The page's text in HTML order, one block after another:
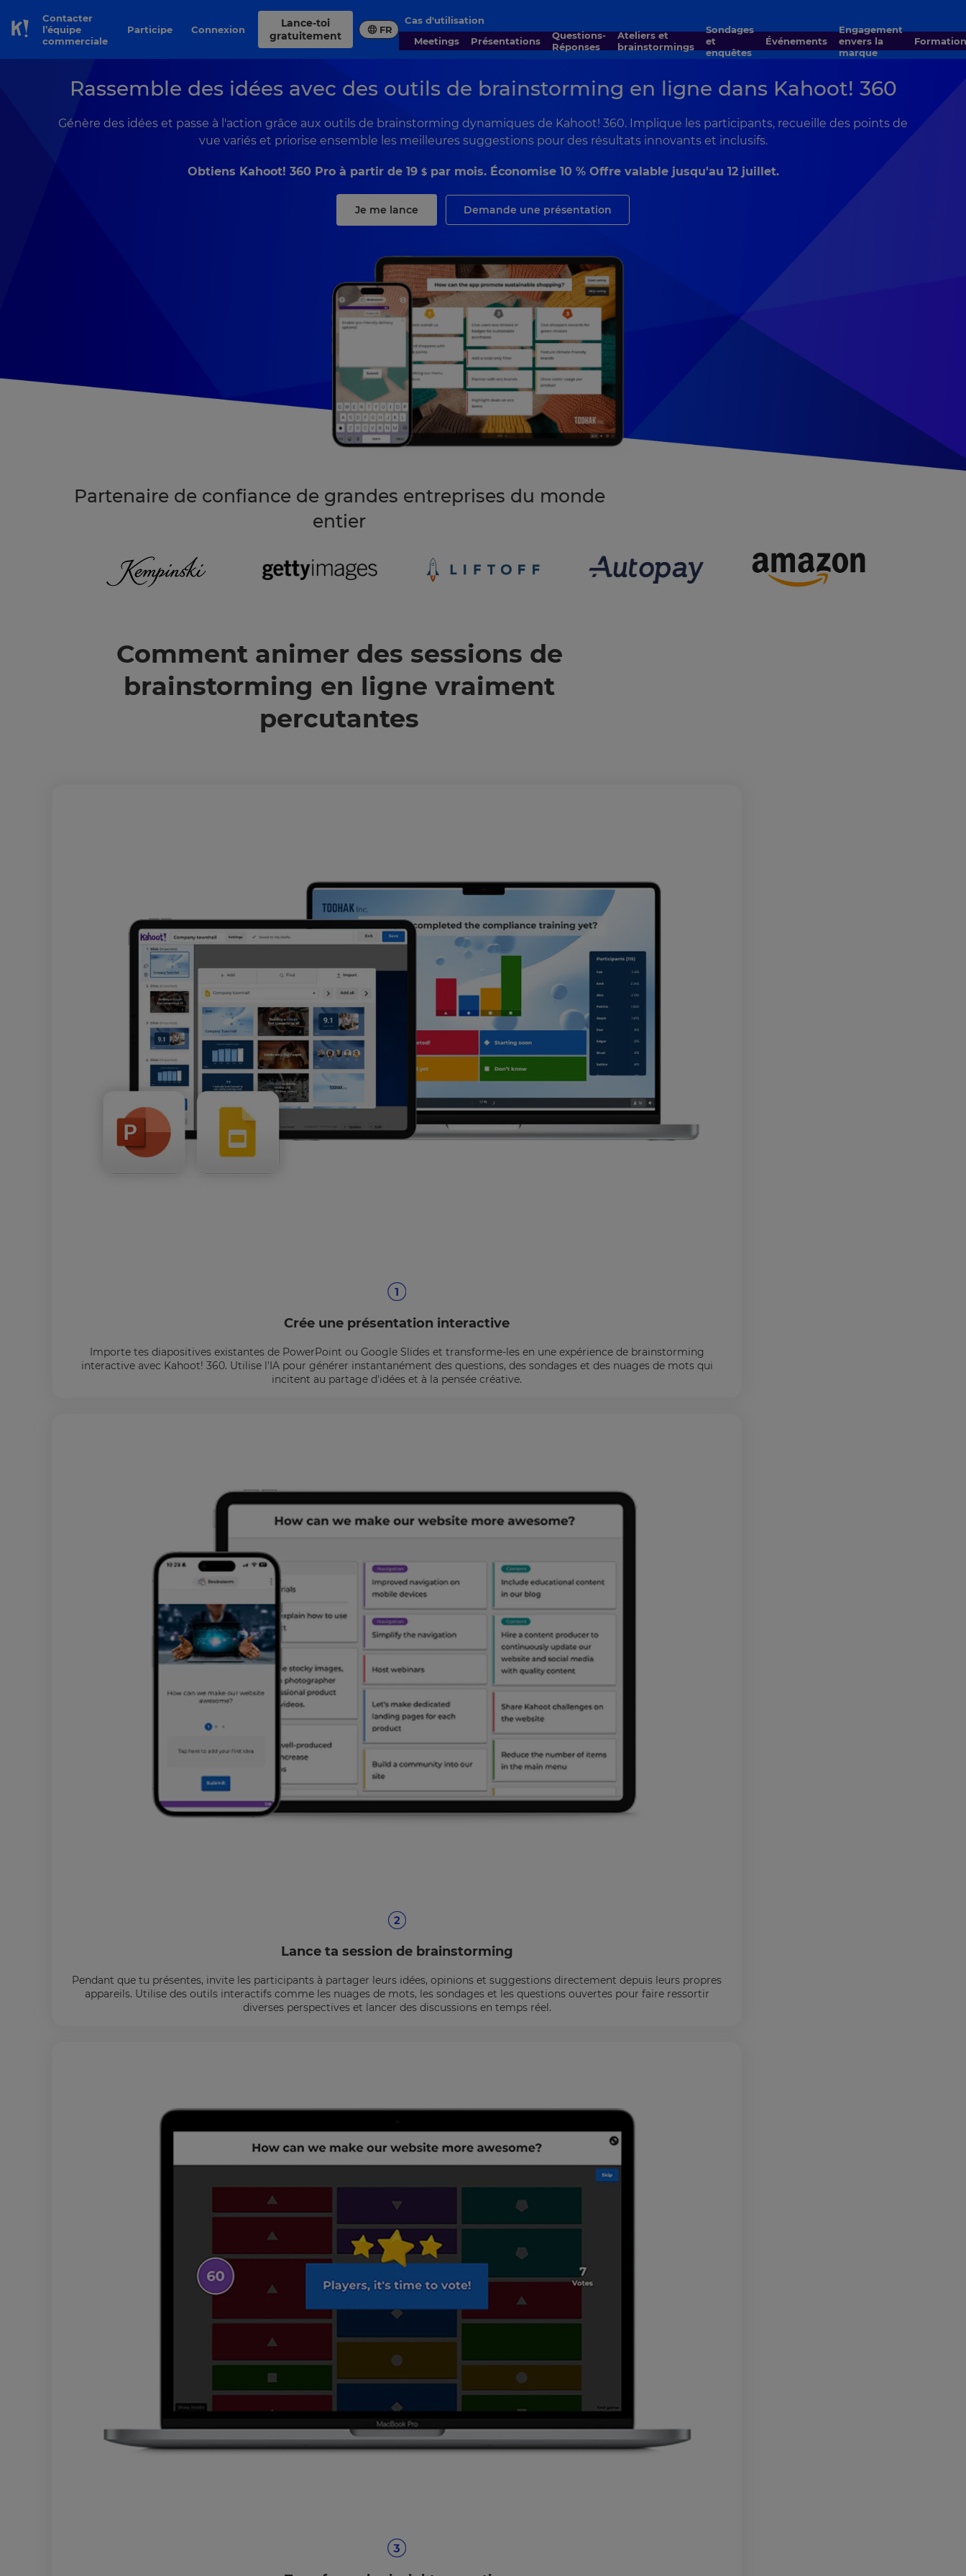
Skip to Page content
Contacter
l’équipe
commerciale
Participe Connexion
Lance-toi
gratuitement
FR
Cas d'utilisation
Meetings
Présentations
Questions-
Réponses
Ateliers et
brainstormings
Sondages
et
enquêtes
Événements
Engagement
envers la
marque
Formation
Rassemble des idées avec des outils de brainstorming en ligne dans Kahoot! 360
Génère des idées et passe à l'action grâce aux outils de brainstorming dynamiques de Kahoot! 360. Implique les participants, recueille des points de
vue variés et priorise ensemble les meilleures suggestions pour des résultats innovants et inclusifs.
Obtiens Kahoot! 360 Pro à partir de 19 $par mois. Économise 10 % Offre valable jusqu'au 12 juillet.
Je me lance Demande une présentation
Partenaire de confiance de grandes entreprises du monde
entier
Comment animer des sessions de
brainstorming en ligne vraiment
percutantes
Crée une présentation interactive
Importe tes diapositives existantes de PowerPoint ou Google Slides et transforme-les en une expérience de brainstorming
interactive avec Kahoot! 360. Utilise l'IA pour générer instantanément des questions, des sondages et des nuages de mots qui
incitent au partage d'idées et à la pensée créative.
Lance ta session de brainstorming
Pendant que tu présentes, invite les participants à partager leurs idées, opinions et suggestions directement depuis leurs propres
appareils. Utilise des outils interactifs comme les nuages de mots, les sondages et les questions ouvertes pour faire ressortir
diverses perspectives et lancer des discussions en temps réel.